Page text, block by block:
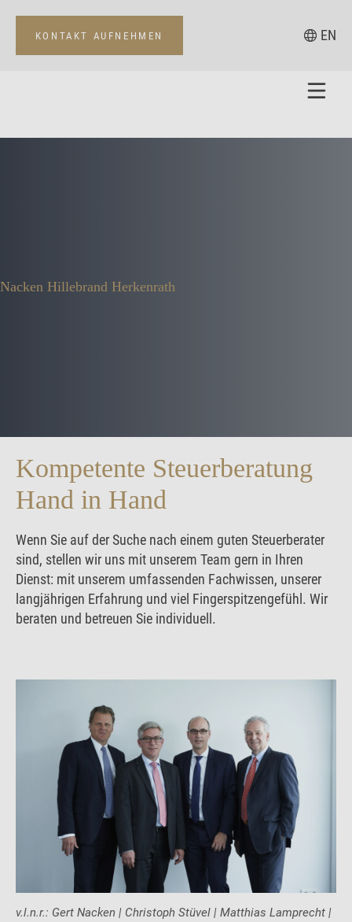
KONTAKT AUFNEHMEN EN
Nacken Hillebrand Herkenrath
Kompetente Steuerberatung
Hand in Hand
Wenn Sie auf der Suche nach einem guten Steuerberater
sind, stellen wir uns mit unserem Team gern in Ihren
Dienst: mit unserem umfassenden Fachwissen, unserer
langjährigen Erfahrung und viel Fingerspitzengefühl. Wir
beraten und betreuen Sie individuell.
v.l.n.r.: Gert Nacken | Christoph Stüvel | Matthias Lamprecht |